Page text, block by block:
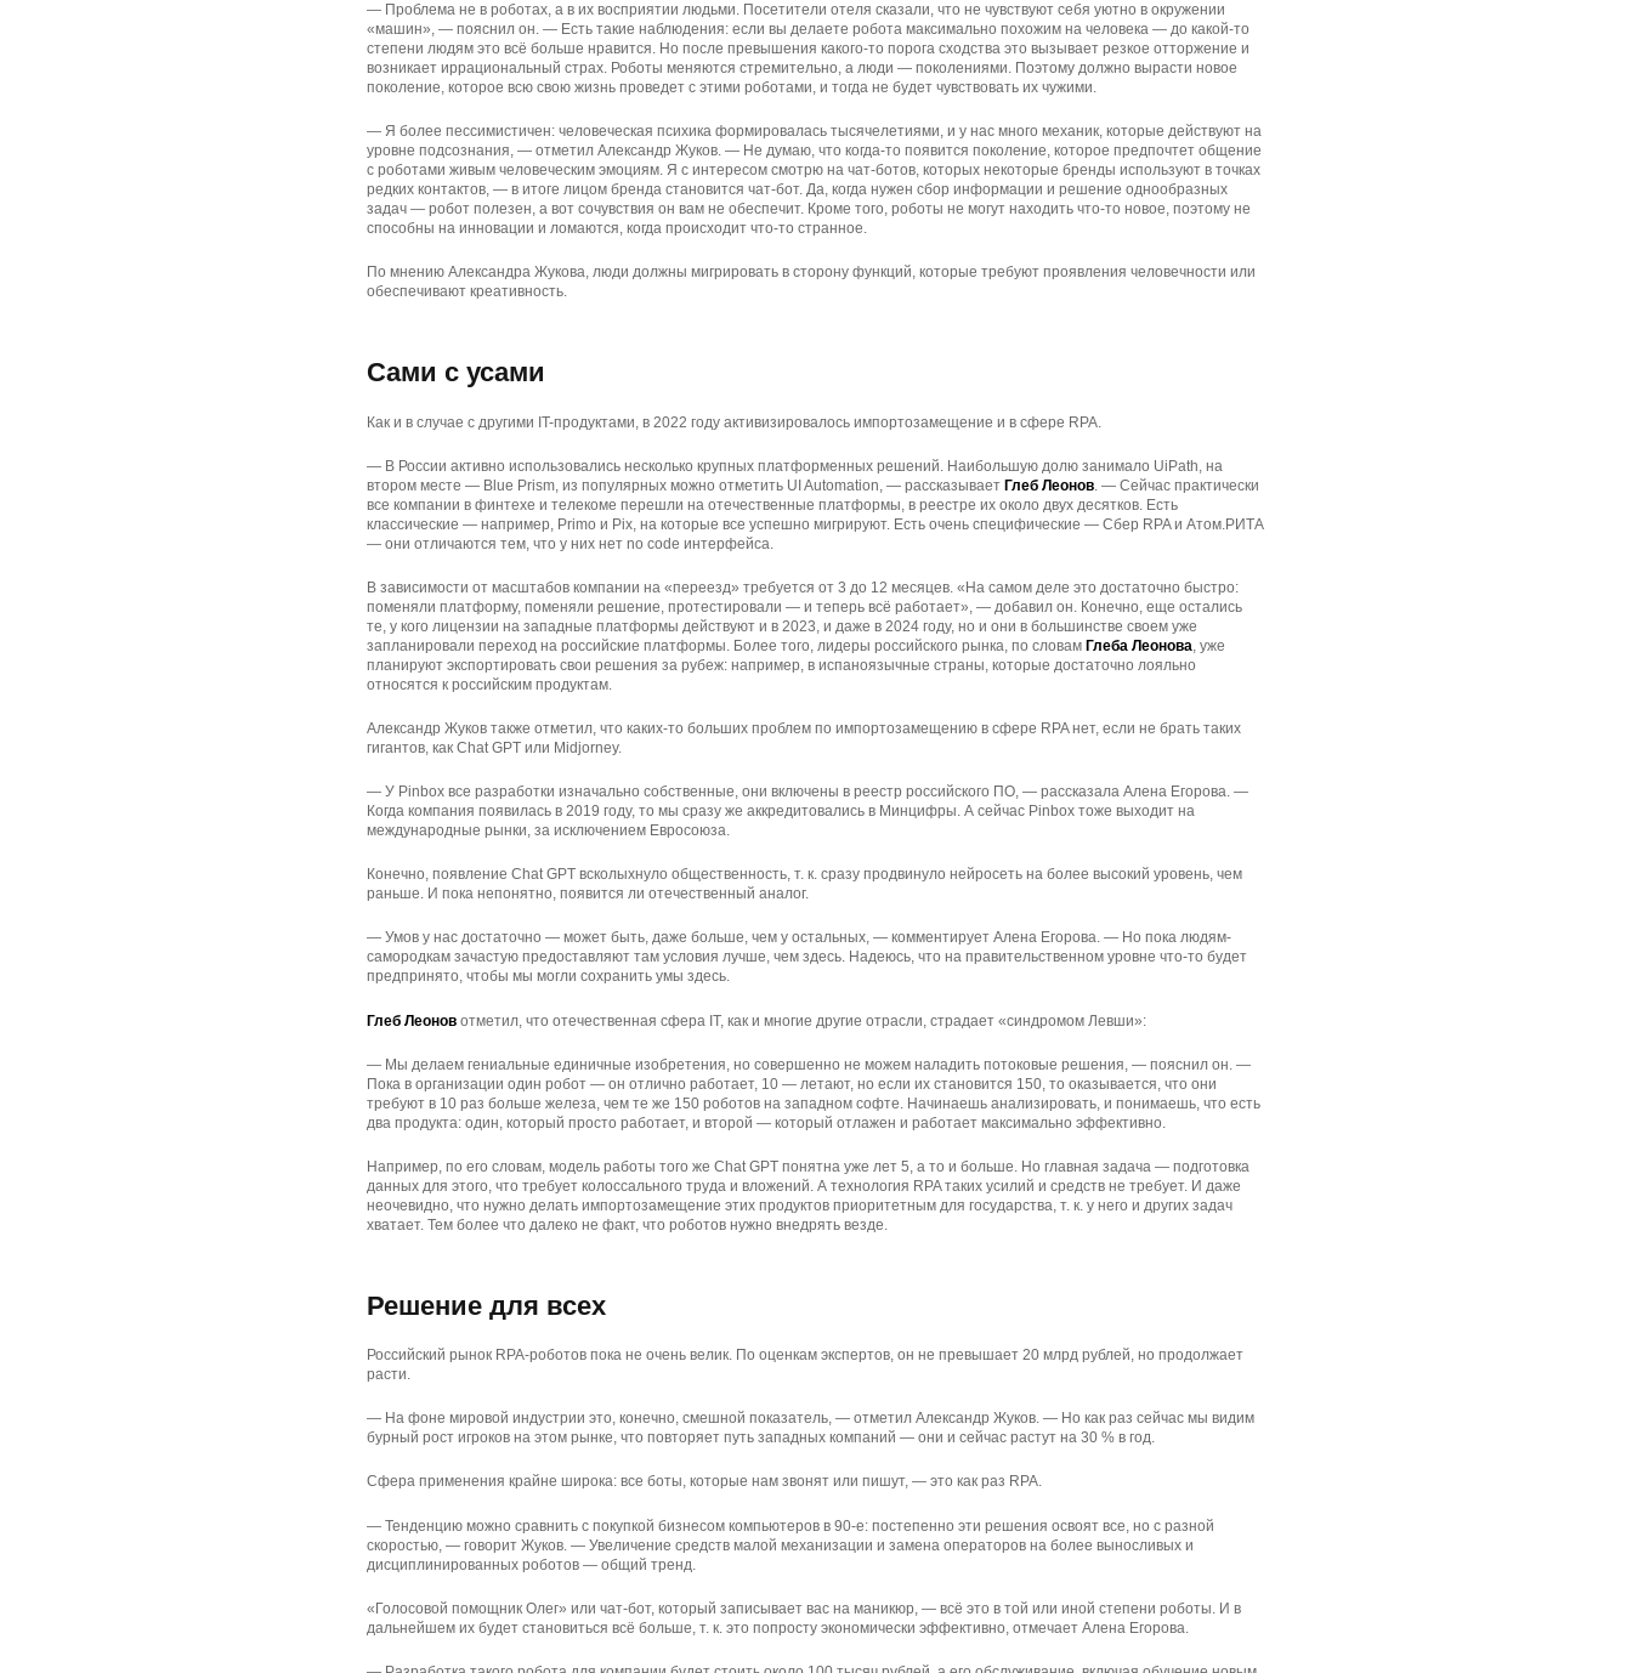
— Проблема не в роботах, а в их восприятии людьми. Посетители отеля сказали, что не чувствуют себя уютно в окружении
«машин», — пояснил он. — Есть такие наблюдения: если вы делаете робота максимально похожим на человека — до какой-то
степени людям это всё больше нравится. Но после превышения какого-то порога сходства это вызывает резкое отторжение и
возникает иррациональный страх. Роботы меняются стремительно, а люди — поколениями. Поэтому должно вырасти новое
поколение, которое всю свою жизнь проведет с этими роботами, и тогда не будет чувствовать их чужими.
— Я более пессимистичен: человеческая психика формировалась тысячелетиями, и у нас много механик, которые действуют на
уровне подсознания, — отметил Александр Жуков. — Не думаю, что когда-то появится поколение, которое предпочтет общение
с роботами живым человеческим эмоциям. Я с интересом смотрю на чат-ботов, которых некоторые бренды используют в точках
редких контактов, — в итоге лицом бренда становится чат-бот. Да, когда нужен сбор информации и решение однообразных
задач — робот полезен, а вот сочувствия он вам не обеспечит. Кроме того, роботы не могут находить что-то новое, поэтому не
способны на инновации и ломаются, когда происходит что-то странное.
По мнению Александра Жукова, люди должны мигрировать в сторону функций, которые требуют проявления человечности или
обеспечивают креативность.
Сами с усами
Как и в случае с другими IT-продуктами, в 2022 году активизировалось импортозамещение и в сфере RPA.
— В России активно использовались несколько крупных платформенных решений. Наибольшую долю занимало UiPath, на
втором месте — Blue Prism, из популярных можно отметить UI Automation, — рассказываетГлеб Леонов . — Сейчас практически
все компании в финтехе и телекоме перешли на отечественные платформы, в реестре их около двух десятков. Есть
классические — например, Primo и Pix, на которые все успешно мигрируют. Есть очень специфические — Сбер RPA и Атом.РИТА
— они отличаются тем, что у них нет no code интерфейса.
В зависимости от масштабов компании на «переезд» требуется от 3 до 12 месяцев. «На самом деле это достаточно быстро:
поменяли платформу, поменяли решение, протестировали — и теперь всё работает», — добавил он. Конечно, еще остались
те, у кого лицензии на западные платформы действуют и в 2023, и даже в 2024 году, но и они в большинстве своем уже
запланировали переход на российские платформы. Более того, лидеры российского рынка, по словамГлеба Леонова, уже
планируют экспортировать свои решения за рубеж: например, в испаноязычные страны, которые достаточно лояльно
относятся к российским продуктам.
Александр Жуков также отметил, что каких-то больших проблем по импортозамещению в сфере RPA нет, если не брать таких
гигантов, как Chat GPT или Midjorney.
— У Pinbox все разработки изначально собственные, они включены в реестр российского ПО, — рассказала Алена Егорова. —
Когда компания появилась в 2019 году, то мы сразу же аккредитовались в Минцифры. А сейчас Pinbox тоже выходит на
международные рынки, за исключением Евросоюза.
Конечно, появление Chat GPT всколыхнуло общественность, т. к. сразу продвинуло нейросеть на более высокий уровень, чем
раньше. И пока непонятно, появится ли отечественный аналог.
— Умов у нас достаточно — может быть, даже больше, чем у остальных, — комментирует Алена Егорова. — Но пока людям-
самородкам зачастую предоставляют там условия лучше, чем здесь. Надеюсь, что на правительственном уровне что-то будет
предпринято, чтобы мы могли сохранить умы здесь.
Глеб Леонов отметил, что отечественная сфера IT, как и многие другие отрасли, страдает «синдромом Левши»:
— Мы делаем гениальные единичные изобретения, но совершенно не можем наладить потоковые решения, — пояснил он. —
Пока в организации один робот — он отлично работает, 10 — летают, но если их становится 150, то оказывается, что они
требуют в 10 раз больше железа, чем те же 150 роботов на западном софте. Начинаешь анализировать, и понимаешь, что есть
два продукта: один, который просто работает, и второй — который отлажен и работает максимально эффективно.
Например, по его словам, модель работы того же Chat GPT понятна уже лет 5, а то и больше. Но главная задача — подготовка
данных для этого, что требует колоссального труда и вложений. А технология RPA таких усилий и средств не требует. И даже
неочевидно, что нужно делать импортозамещение этих продуктов приоритетным для государства, т. к. у него и других задач
хватает. Тем более что далеко не факт, что роботов нужно внедрять везде.
Решение для всех
Российский рынок RPA-роботов пока не очень велик. По оценкам экспертов, он не превышает 20 млрд рублей, но продолжает
расти.
— На фоне мировой индустрии это, конечно, смешной показатель, — отметил Александр Жуков. — Но как раз сейчас мы видим
бурный рост игроков на этом рынке, что повторяет путь западных компаний — они и сейчас растут на 30 % в год.
Сфера применения крайне широка: все боты, которые нам звонят или пишут, — это как раз RPA.
— Тенденцию можно сравнить с покупкой бизнесом компьютеров в 90-е: постепенно эти решения освоят все, но с разной
скоростью, — говорит Жуков. — Увеличение средств малой механизации и замена операторов на более выносливых и
дисциплинированных роботов — общий тренд.
«Голосовой помощник Олег» или чат-бот, который записывает вас на маникюр, — всё это в той или иной степени роботы. И в
дальнейшем их будет становиться всё больше, т. к. это попросту экономически эффективно, отмечает Алена Егорова.